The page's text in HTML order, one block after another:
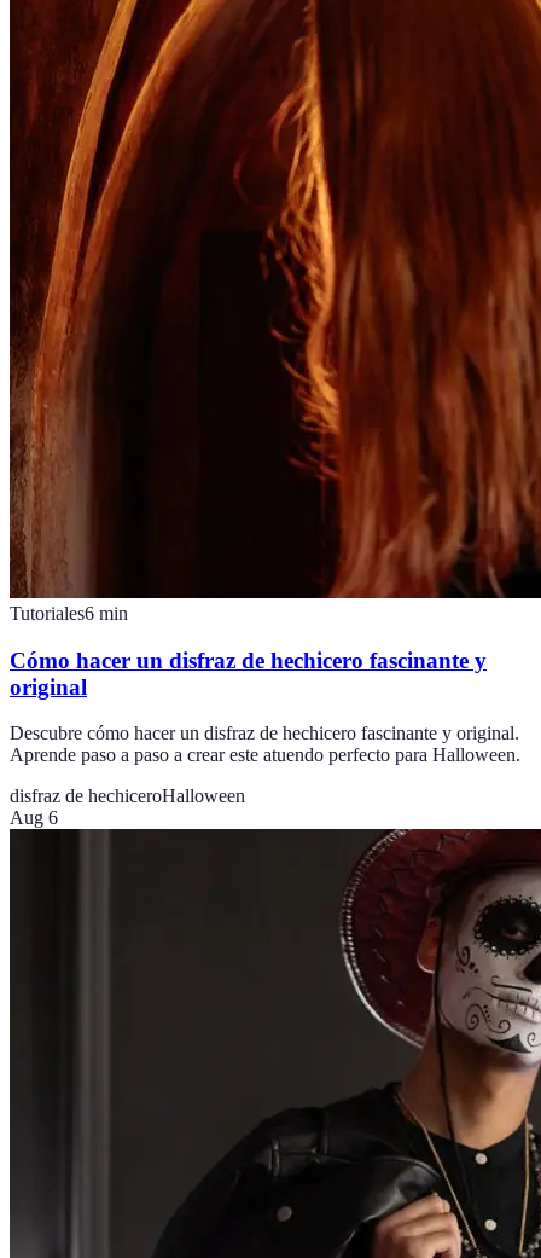
Tutoriales6 min
Cómo hacer un disfraz de hechicero fascinante y
original
Descubre cómo hacer un disfraz de hechicero fascinante y original.
Aprende paso a paso a crear este atuendo perfecto para Halloween.
disfraz de hechiceroHalloween
Aug 6